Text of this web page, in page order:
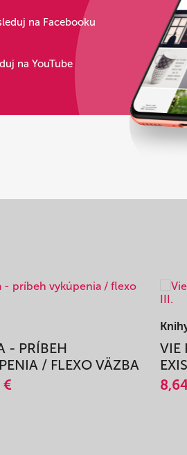
na Facebooku
na YouTube
- PRÍBEH
/ FLEXO VÄZBA
€
VIE